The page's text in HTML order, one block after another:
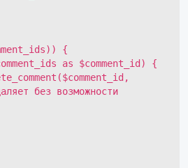
без возможности